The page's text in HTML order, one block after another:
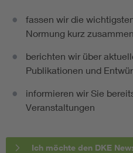
fassen wir die
Normung kurz zusammen
berichten wir über
Publikationen und
informieren wir Sie
Veranstaltungen
Ich möchte den DKE